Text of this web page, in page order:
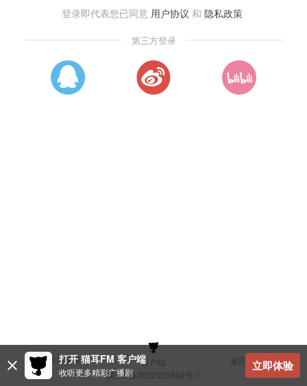
登录即代表您已同意 用户协议 和 隐私政策
第三方登录
建议与反馈 客户端
返回顶部
冀ICP备2022025898号-1
打开 猫耳FM 客户端
收听更多精彩广播剧 立即体验